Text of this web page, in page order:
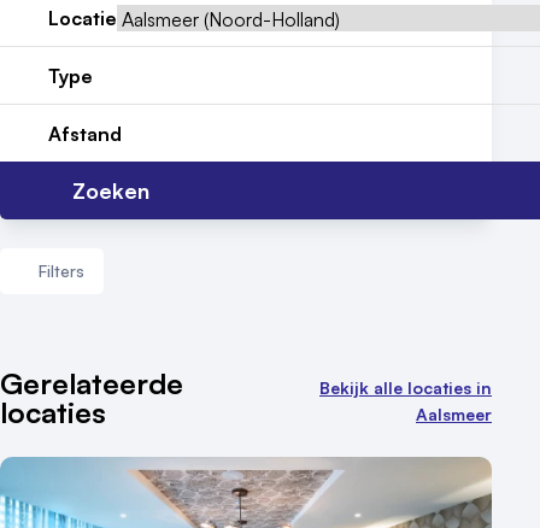
Nieuws
Reviews (5⭐️)
Contact
Locatie
Type
Afstand
Zoeken
Filters
Aantal zalen
1 - 5 zalen
10 of meer zalen
Aantal personen
Gerelateerde
locaties
Bekijk alle locaties in
Aalsmeer